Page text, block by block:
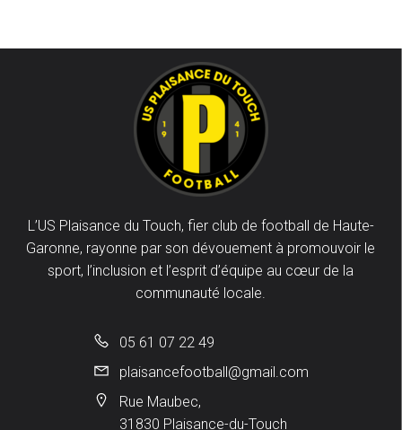
L’US Plaisance du Touch, fier club de football de Haute-
Garonne, rayonne par son dévouement à promouvoir le
sport, l’inclusion et l’esprit d’équipe au cœur de la
communauté locale.
05 61 07 22 49
plaisancefootball@gmail.com
Rue Maubec,
31830 Plaisance-du-Touch